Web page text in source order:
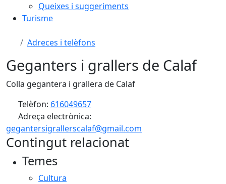
Queixes i suggeriments
Turisme
Adreces i telèfons
Geganters i grallers de Calaf
Colla gegantera i grallera de Calaf
Telèfon: 616049657
Adreça electrònica:
gegantersigrallerscalaf@gmail.com
Contingut relacionat
Temes
Cultura